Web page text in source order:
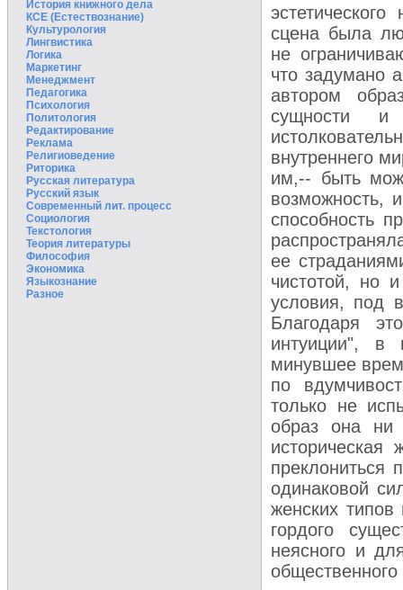
История книжного дела
КСЕ (Естествознание)
Культурология
Лингвистика
Логика
Маркетинг
Менеджмент
Педагогика
Психология
Политология
Редактирование
Реклама
Религиоведение
Риторика
Русская литература
Русский язык
Современный лит. процесс
Социология
Текстология
Теория литературы
Философия
Экономика
Языкознание
Разное
сцена была
не
что задумано
автором
сущности и
внутреннего
им,-- быть
возможность,
способность
ее
чистотой, но
условия, под
Благодаря
интуиции", в
минувшее
по
только не
образ она ни
историческая
преклониться
одинаковой
женских
гордого
неясного и